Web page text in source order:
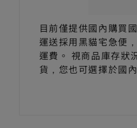
目前僅提供國內購買
運送採用黑貓宅急便
運費。 視商品庫存狀
貨，您也可選擇於國